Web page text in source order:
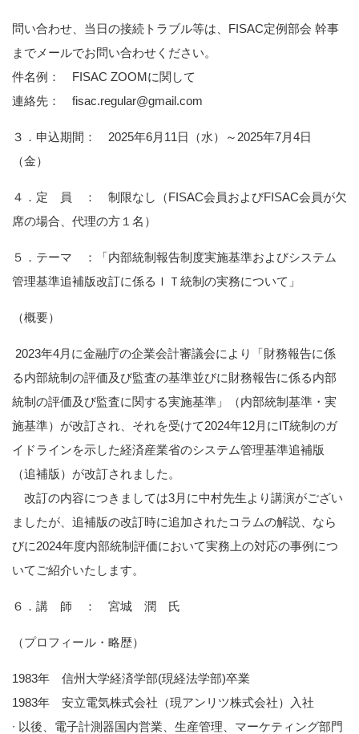
問い合わせ、当日の接続トラブル等は、FISAC定例部会 幹事
までメールでお問い合わせください。
件名例： FISAC ZOOMに関して
連絡先： fisac.regular@gmail.com
３．申込期間： 2025年6月11日（水）～2025年7月4日
（金）
４．定 員 ： 制限なし（FISAC会員およびFISAC会員が欠
席の場合、代理の方１名）
５．テーマ ：「内部統制報告制度実施基準およびシステム
管理基準追補版改訂に係るＩＴ統制の実務について」
（概要）
2023年4月に金融庁の企業会計審議会により「財務報告に係
る内部統制の評価及び監査の基準並びに財務報告に係る内部
統制の評価及び監査に関する実施基準」（内部統制基準・実
施基準）が改訂され、それを受けて2024年12月にIT統制のガ
イドラインを示した経済産業省のシステム管理基準追補版
（追補版）が改訂されました。
改訂の内容につきましては3月に中村先生より講演がござい
ましたが、追補版の改訂時に追加されたコラムの解説、なら
びに2024年度内部統制評価において実務上の対応の事例につ
いてご紹介いたします。
６．講 師 ： 宮城 潤 氏
（プロフィール・略歴）
1983年 信州大学経済学部(現経法学部)卒業
1983年 安立電気株式会社（現アンリツ株式会社）入社
∙ 以後、電子計測器国内営業、生産管理、マーケティング部門